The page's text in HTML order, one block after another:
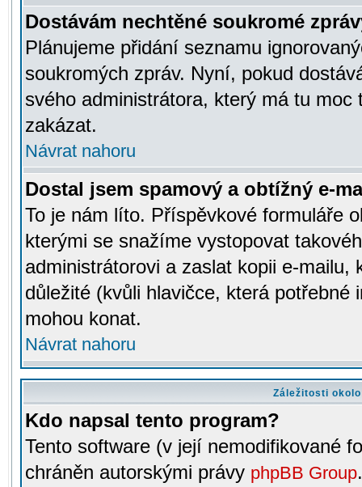
Dostávám nechtěné soukromé
Plánujeme přidání seznamu
soukromých zpráv. Nyní, pokud
svého administrátora, který má tu
zakázat.
Návrat nahoru
Dostal jsem spamový a obtížný e-
To je nám líto. Příspěvkové formuláře
kterými se snažíme vystopovat
administrátorovi a zaslat kopii e-mailu,
důležité (kvůli hlavičce, která potřebné
mohou konat.
Návrat nahoru
Záležitosti
Kdo napsal tento program?
Tento software (v její nemodifikované
chráněn autorskými právy phpBB Group